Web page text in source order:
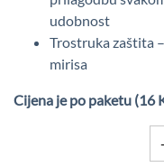
udobnost
Trostruka zaštita
mirisa
Cijena je po paketu (16
-